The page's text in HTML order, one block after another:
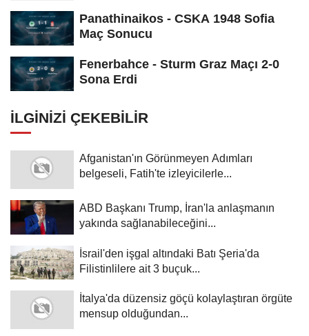
Panathinaikos - CSKA 1948 Sofia
Maç Sonucu
Fenerbahce - Sturm Graz Maçı 2-0
Sona Erdi
İLGINIZI ÇEKEBILIR
Afganistan'ın Görünmeyen Adımları
belgeseli, Fatih'te izleyicilerle...
ABD Başkanı Trump, İran'la anlaşmanın
yakında sağlanabileceğini...
İsrail'den işgal altındaki Batı Şeria'da
Filistinlilere ait 3 buçuk...
İtalya'da düzensiz göçü kolaylaştıran örgüte
mensup olduğundan...